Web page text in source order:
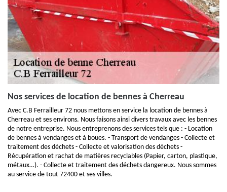
Nos services de location de bennes à Cherreau
Avec C.B Ferrailleur 72 nous mettons en service la location de bennes à
Cherreau et ses environs. Nous faisons ainsi divers travaux avec les bennes
de notre entreprise. Nous entreprenons des services tels que : - Location
de bennes à vendanges et à boues. - Transport de vendanges - Collecte et
traitement des déchets - Collecte et valorisation des déchets -
Récupération et rachat de matières recyclables (Papier, carton, plastique,
métaux…). - Collecte et traitement des déchets dangereux. Nous sommes
au service de tout 72400 et ses villes.